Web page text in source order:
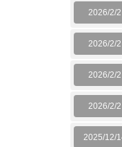
2026/2/2
2026/2/2
2026/2/2
2026/2/2
2025/12/